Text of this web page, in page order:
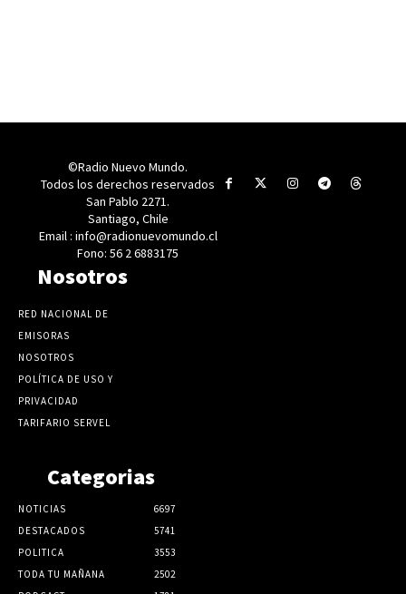
©Radio Nuevo Mundo.
Todos los derechos reservados
San Pablo 2271.
Santiago, Chile
Email : info@radionuevomundo.cl
Fono: 56 2 6883175
Nosotros
RED NACIONAL DE
EMISORAS
NOSOTROS
POLÍTICA DE USO Y
PRIVACIDAD
TARIFARIO SERVEL
Categorias
NOTICIAS
6697
DESTACADOS
5741
POLITICA
3553
TODA TU MAÑANA
2502